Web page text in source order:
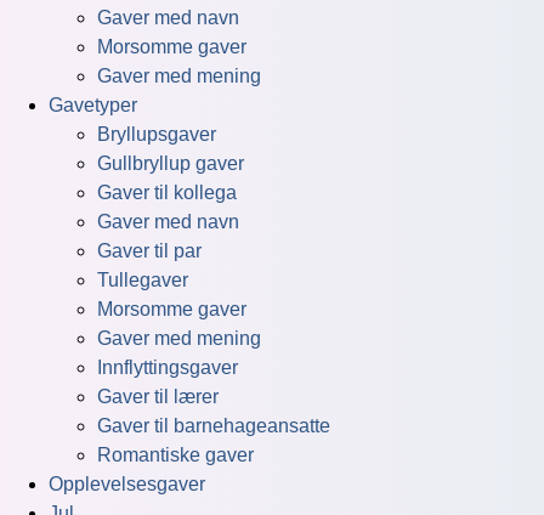
Gaver med navn
Morsomme gaver
Gaver med mening
Gavetyper
Bryllupsgaver
Gullbryllup gaver
Gaver til kollega
Gaver med navn
Gaver til par
Tullegaver
Morsomme gaver
Gaver med mening
Innflyttingsgaver
Gaver til lærer
Gaver til barnehageansatte
Romantiske gaver
Opplevelsesgaver